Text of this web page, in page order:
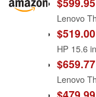
$519.00
$659.77